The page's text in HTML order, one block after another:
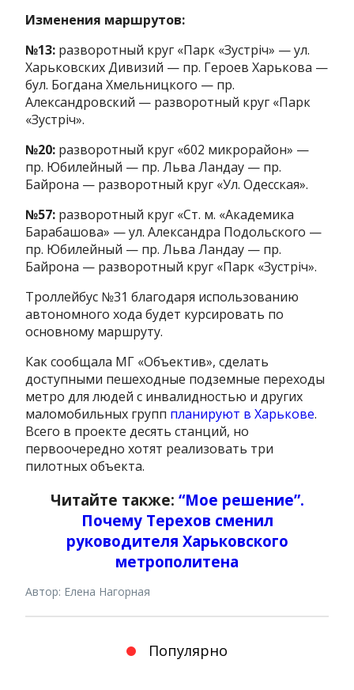
Изменения маршрутов:
№13: разворотный круг «Парк «Зустріч» — ул.
Харьковских Дивизий — пр. Героев Харькова —
бул. Богдана Хмельницкого — пр.
Александровский — разворотный круг «Парк
«Зустріч».
№20: разворотный круг «602 микрорайон» —
пр. Юбилейный — пр. Льва Ландау — пр.
Байрона — разворотный круг «Ул. Одесская».
№57: разворотный круг «Ст. м. «Академика
Барабашова» — ул. Александра Подольского —
пр. Юбилейный — пр. Льва Ландау — пр.
Байрона — разворотный круг «Парк «Зустріч».
Троллейбус №31 благодаря использованию
автономного хода будет курсировать по
основному маршруту.
Как сообщала МГ «Объектив», сделать
доступными пешеходные подземные переходы
метро для людей с инвалидностью и других
маломобильных групп планируют в Харькове.
Всего в проекте десять станций, но
первоочередно хотят реализовать три
пилотных объекта.
Читайте также: “Мое решение”.
Почему Терехов сменил
руководителя Харьковского
метрополитена
Автор: Елена Нагорная
Популярно